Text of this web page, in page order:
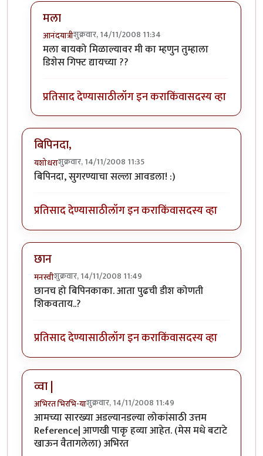
मला
आनंदयात्रीशुक्रवार, 14/11/2008 11:34
In reply to"टोमॅटोची विवाहीत" भाजीbyविजुभाऊ
मला बायको मिळाल्यावर मी का म्हणुन तुम्हाला
डिशेस गिफ्ट द्यायच्या ??
प्रतिसाद देण्यासाठीलॉग इन कराकिंवासदस्य व्हा
बिपिनदा,
यशोधराशुक्रवार, 14/11/2008 11:35
बिपिनदा, सुगरण्याचा सल्ला आवडला! :)
प्रतिसाद देण्यासाठीलॉग इन कराकिंवासदस्य व्हा
छान
मनस्वीशुक्रवार, 14/11/2008 11:49
छानच हो बिपिनकाका. आता पुढची डीश कोणती
शिकवताय..?
प्रतिसाद देण्यासाठीलॉग इन कराकिंवासदस्य व्हा
व्वा |
अभिरत भिरभि-याशुक्रवार, 14/11/2008 11:49
आमच्या सारख्या अडल्यानडल्या लोकांसाठी उत्तम
Reference| आणखी पाकृ हव्या आहेत. (मेस मधे बटाटे
खाऊन वैतागलेला) अभिरत